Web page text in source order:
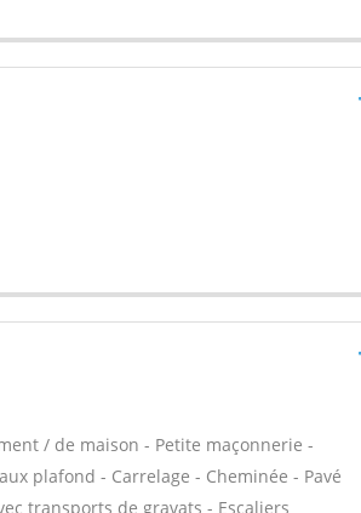
/ de maison - Petite maçonnerie -
plafond - Carrelage - Cheminée - Pavé
transports de gravats - Escaliers